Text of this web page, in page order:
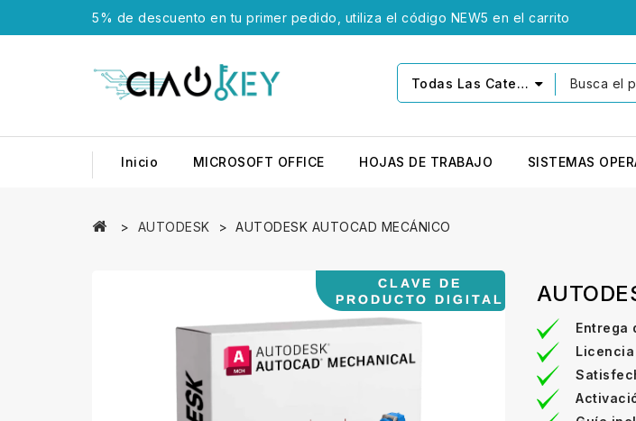
5% de descuento en tu primer pedido, utiliza el código NEW5 en el carrito
Todas Las Categorías
Inicio MICROSOFT OFFICE HOJAS DE TRABAJO SISTEMAS
AUTODESK AUTODESK AUTOCAD MECÁNICO
Entrega